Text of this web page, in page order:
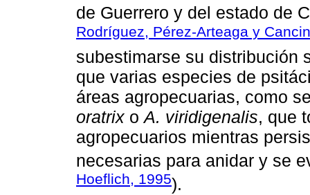
de Guerrero y del estado de
Rodríguez, Pérez-Arteaga y
subestimarse su distribución
que varias especies de
áreas agropecuarias, como
oratrix oA. viridigenalis, que
agropecuarios mientras
necesarias para anidar y se
Hoeflich, 1995).